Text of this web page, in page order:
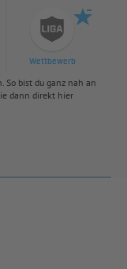
Wettbewerb
So bist du ganz nah an
dann direkt hier